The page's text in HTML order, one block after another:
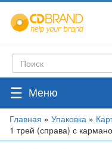
Перейти
основному
Форма
поиска
Поиск
☰
Вы
здесь
Главная » Упаковка »
1 трей (справа) с